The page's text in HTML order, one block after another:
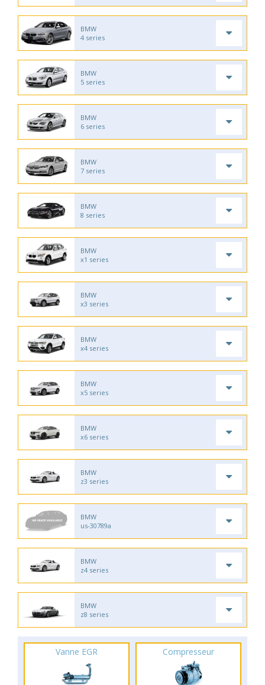
BMW
4 series
BMW
5 series
BMW
6 series
BMW
7 series
BMW
8 series
BMW
x1 series
BMW
x3 series
BMW
x4 series
BMW
x5 series
BMW
x6 series
BMW
z3 series
BMW
us-30789a
BMW
z4 series
BMW
z8 series
Vanne EGR Compresseur